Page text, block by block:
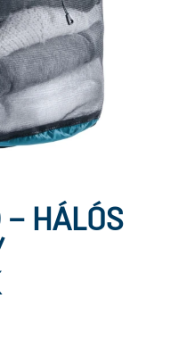
– HÁLÓS